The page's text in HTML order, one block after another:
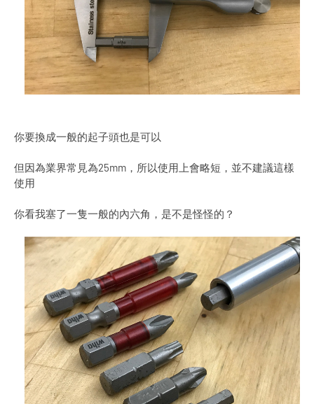
你要換成一般的起子頭也是可以
但因為業界常見為25mm，所以使用上會略短，並不建議這樣
使用
你看我塞了一隻一般的內六角，是不是怪怪的？